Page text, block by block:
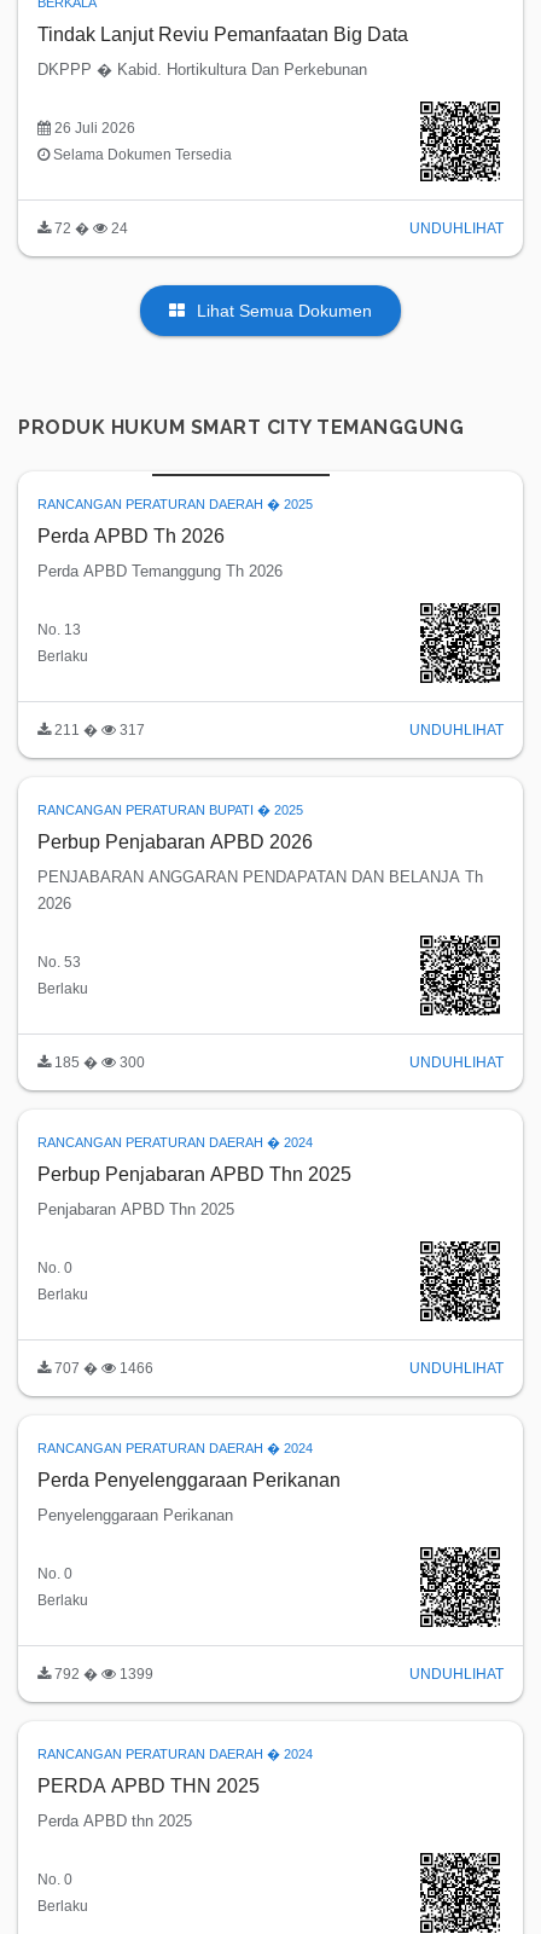
Tindak Lanjut Reviu Pemanfaatan Big Data
DKPPP � Kabid. Hortikultura Dan Perkebunan
26 Juli 2026
Selama Dokumen Tersedia
72 � 24 UNDUH LIHAT
Lihat Semua Dokumen
PRODUK HUKUM SMART CITY TEMANGGUNG
RANCANGAN PERATURAN DAERAH � 2025
Perda APBD Th 2026
Perda APBD Temanggung Th 2026
No. 13
Berlaku
211 � 317 UNDUH LIHAT
RANCANGAN PERATURAN BUPATI � 2025
Perbup Penjabaran APBD 2026
PENJABARAN ANGGARAN PENDAPATAN DAN BELANJA Th
2026
No. 53
Berlaku
185 � 300 UNDUH LIHAT
RANCANGAN PERATURAN DAERAH � 2024
Perbup Penjabaran APBD Thn 2025
Penjabaran APBD Thn 2025
No. 0
Berlaku
707 � 1466 UNDUH LIHAT
RANCANGAN PERATURAN DAERAH � 2024
Perda Penyelenggaraan Perikanan
Penyelenggaraan Perikanan
No. 0
Berlaku
792 � 1399 UNDUH LIHAT
RANCANGAN PERATURAN DAERAH � 2024
PERDA APBD THN 2025
Perda APBD thn 2025
No. 0
Berlaku